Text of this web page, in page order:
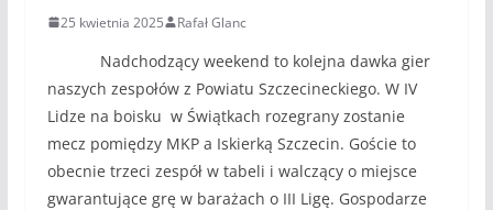
25 kwietnia 2025 Rafał Glanc
Nadchodzący weekend to kolejna dawka gier
naszych zespołów z Powiatu Szczecineckiego. W IV
Lidze na boisku w Świątkach rozegrany zostanie
mecz pomiędzy MKP a Iskierką Szczecin. Goście to
obecnie trzeci zespół w tabeli i walczący o miejsce
gwarantujące grę w barażach o III Ligę. Gospodarze